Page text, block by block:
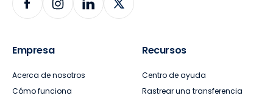
Empresa
Acerca de nosotros
Cómo funciona
Recursos
Centro de ayuda
Rastrear una transferencia